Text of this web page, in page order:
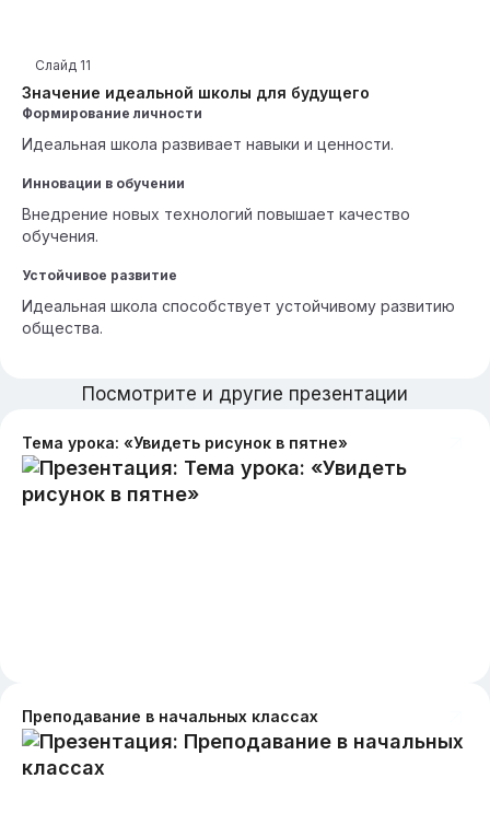
Значение идеальной школы для будущего
Слайд 11
Формирование личности
Идеальная школа развивает навыки и ценности.
Инновации в обучении
Внедрение новых технологий повышает качество
обучения.
Устойчивое развитие
Идеальная школа способствует устойчивому развитию
общества.
Посмотрите и другие презентации
Тема урока: «Увидеть рисунок в пятне»
Преподавание в начальных классах